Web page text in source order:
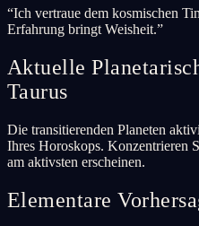
“Ich vertraue dem kosmischen
Erfahrung bringt Weisheit.”
Aktuelle
Taurus
Die transitierenden Planeten
Ihres Horoskops. Konzentrieren
am aktivsten erscheinen.
Elementare